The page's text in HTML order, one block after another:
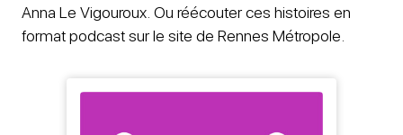
Anna Le Vigouroux. Ou réécouter ces histoires en
format podcast sur le site de Rennes Métropole.